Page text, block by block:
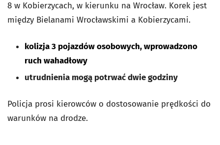
8 w Kobierzycach, w kierunku na Wrocław. Korek jest
między Bielanami Wrocławskimi a Kobierzycami.
kolizja 3 pojazdów osobowych, wprowadzono
ruch wahadłowy
utrudnienia mogą potrwać dwie godziny
Policja prosi kierowców o dostosowanie prędkości do
warunków na drodze.